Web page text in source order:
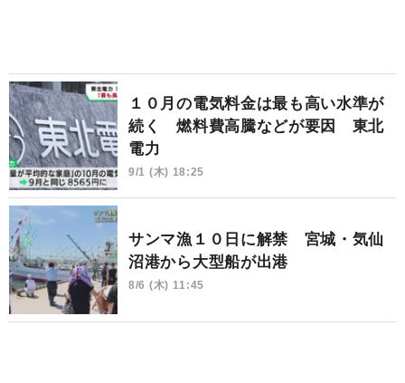
１０月の電気料金は最も高い水準が
続く 燃料費高騰などが要因 東北
電力
9/1 (木) 18:25
サンマ漁１０日に解禁 宮城・気仙
沼港から大型船が出港
8/6 (木) 11:45